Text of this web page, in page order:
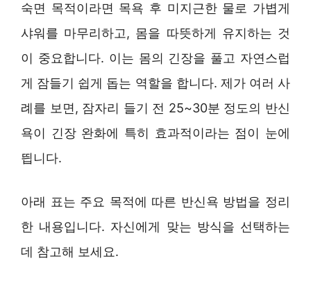
숙면 목적이라면 목욕 후 미지근한 물로 가볍게
샤워를 마무리하고, 몸을 따뜻하게 유지하는 것
이 중요합니다. 이는 몸의 긴장을 풀고 자연스럽
게 잠들기 쉽게 돕는 역할을 합니다. 제가 여러 사
례를 보면, 잠자리 들기 전 25~30분 정도의 반신
욕이 긴장 완화에 특히 효과적이라는 점이 눈에
띕니다.
아래 표는 주요 목적에 따른 반신욕 방법을 정리
한 내용입니다. 자신에게 맞는 방식을 선택하는
데 참고해 보세요.